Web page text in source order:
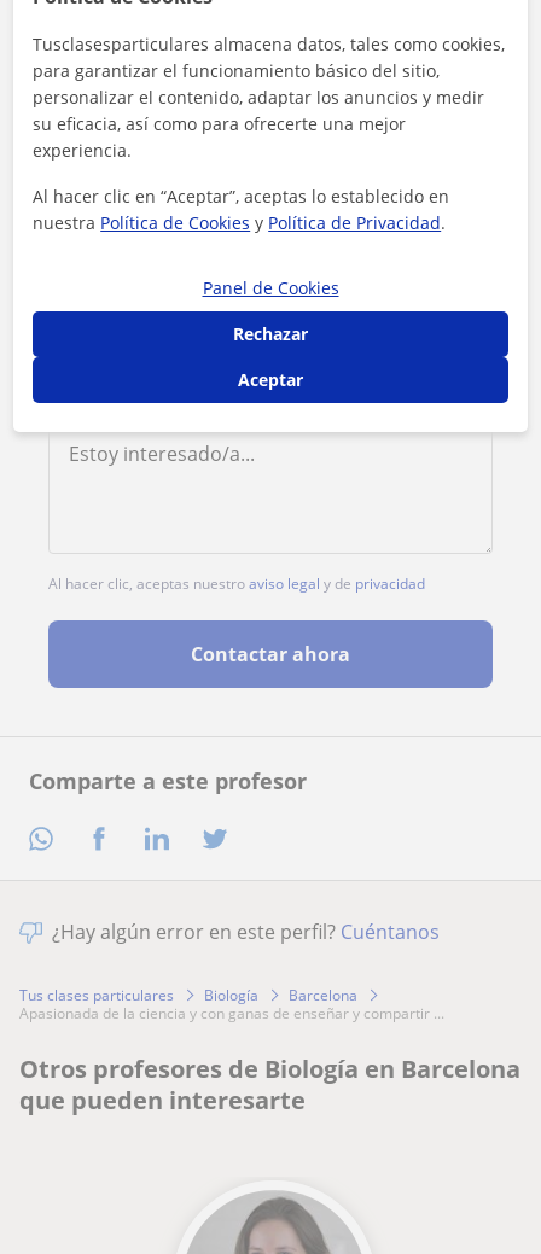
Comparte a este profesor
Tarifa 10€/h
1ª clase gratis
Al hacer clic, aceptas nuestroaviso legal y de privacidad
Contactar ahora
¿Hay algún error en este perfil? Cuéntanos
Tus clases particulares Biología
Barcelona
apasionada de la ciencia y con ganas de enseñar y compartir ...
Otros profesores de Biología en Barcelona
que pueden interesarte
Tusclasesparticulares almacena datos, tales como cookies,
para garantizar el funcionamiento básico del sitio,
personalizar el contenido, adaptar los anuncios y medir
su eficacia, así como para ofrecerte una mejor
experiencia.
Al hacer clic en “Aceptar”, aceptas lo establecido en
nuestra Política de Cookies y Política de Privacidad.
Panel de Cookies
Rechazar
Aceptar